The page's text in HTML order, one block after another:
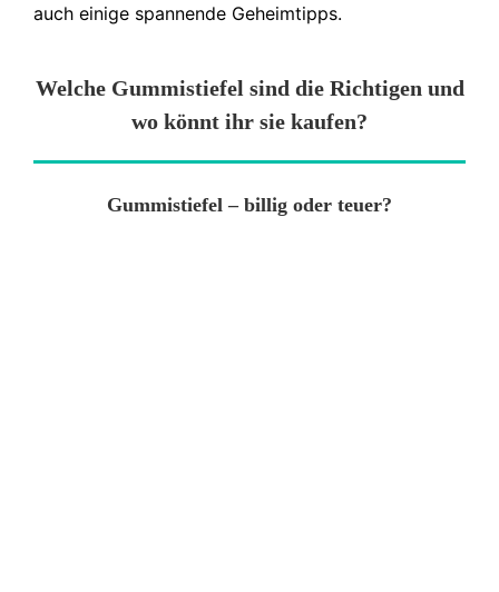
auch einige spannende Geheimtipps.
Welche Gummistiefel sind die Richtigen und
wo könnt ihr sie kaufen?
Gummistiefel – billig oder teuer?